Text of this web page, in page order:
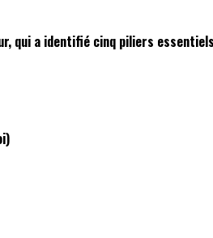
qui a identifié cinq piliers